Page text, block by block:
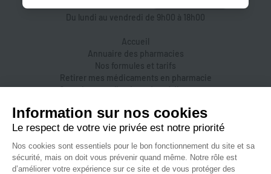
Du lundi au vendredi de 9h00 à 18h00
Accueil
Annuaire des pharmacies
Nos formules et tarifs
Retirer mes médicaments en pharmacie
Organiser une livraison de médicaments
Accès pharmaciens
Accès aidants
Aide et FAQ
Nous contacter